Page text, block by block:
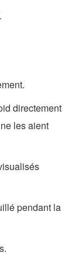
directement
les aient
pendant la